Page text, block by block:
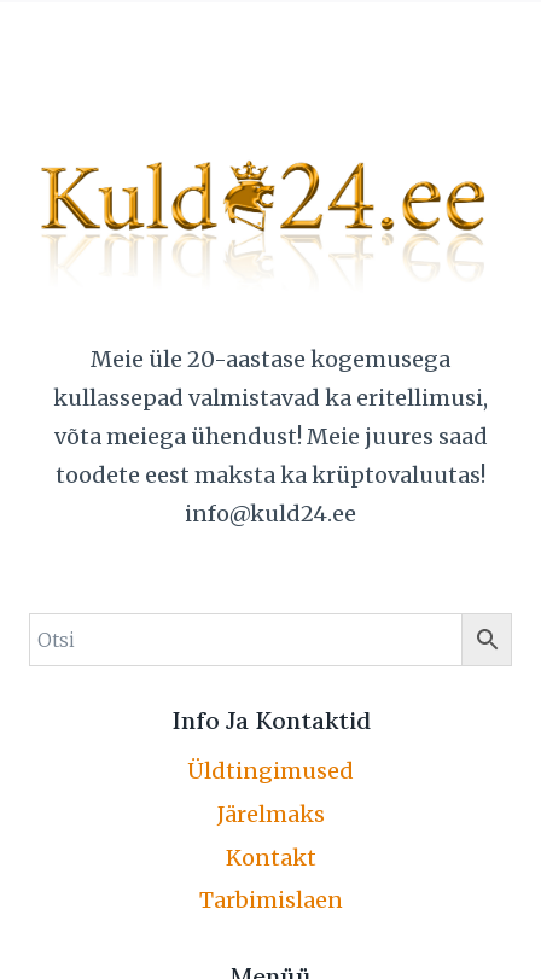
Meie üle 20-aastase kogemusega
kullassepad valmistavad ka eritellimusi,
võta meiega ühendust! Meie juures saad
toodete eest maksta ka krüptovaluutas!
info@kuld24.ee
Info Ja Kontaktid
Üldtingimused
Järelmaks
Kontakt
Tarbimislaen